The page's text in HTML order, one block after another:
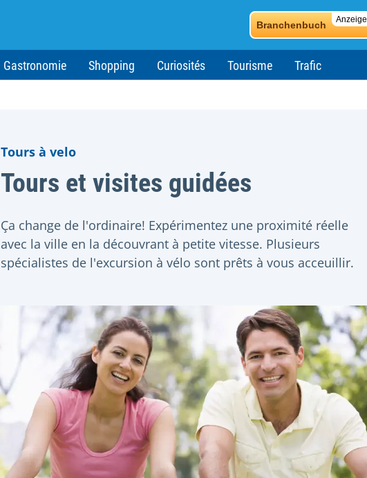
Anzeige
Branchenbuch
Gastronomie Shopping Curiosités Tourisme Trafic
Tours à velo
Tours et visites guidées
Ça change de l'ordinaire! Expérimentez une proximité réelle
avec la ville en la découvrant à petite vitesse. Plusieurs
spécialistes de l'excursion à vélo sont prêts à vous acceuillir.